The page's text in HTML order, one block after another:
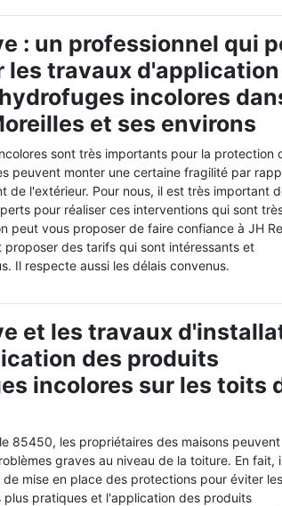
: un professionnel qui
les travaux d'application
incolores
et ses environs
sont très importants pour la protection
peuvent monter une certaine fragilité par
de l'extérieur. Pour nous, il est très important
pour réaliser ces interventions qui sont
peut vous proposer de faire confiance à JH
proposer des tarifs qui sont intéressants et
Il respecte aussi les délais convenus.
et les travaux
des produits
incolores sur les toits
85450, les propriétaires des maisons peuvent
graves au niveau de la toiture. En fait,
mise en place des protections pour éviter
plus pratiques et l'application des produits